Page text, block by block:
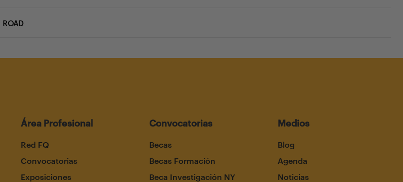
ROAD
Área Profesional
Red FQ
Convocatorias
Exposiciones
Convocatorias
Becas
Becas Formación
Beca Investigación NY
Medios
Blog
Agenda
Noticias